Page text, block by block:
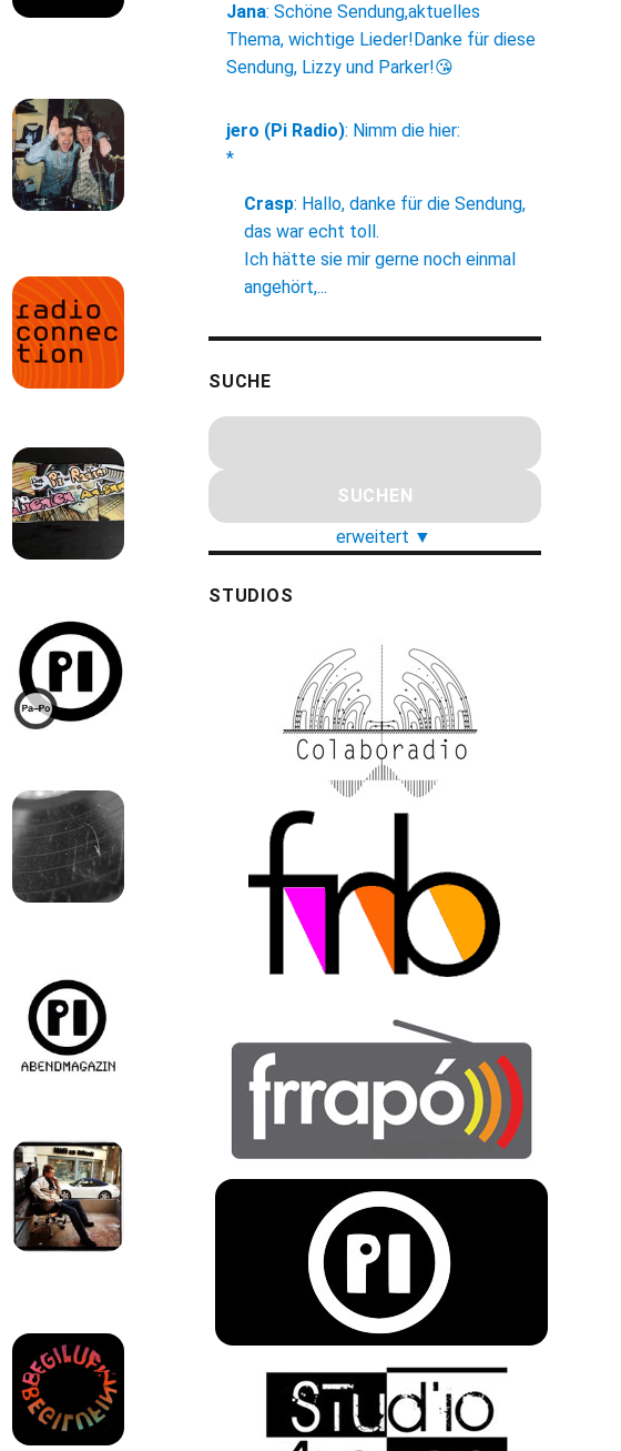
Jana: Schöne Sendung,aktuelles
Thema, wichtige Lieder!Danke für diese
Sendung, Lizzy und Parker!😘
jero (Pi Radio): Nimm die hier:
*
Crasp: Hallo, danke für die Sendung,
das war echt toll.
Ich hätte sie mir gerne noch einmal
angehört,...
SUCHE
erweitert ▼
STUDIOS